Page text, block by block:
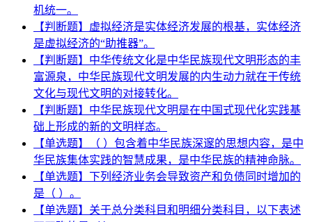
机统一。
【判断题】虚拟经济是实体经济发展的根基，实体经济
是虚拟经济的“助推器”。
【判断题】中华传统文化是中华民族现代文明形态的丰
富源泉，中华民族现代文明发展的内生动力就在于传统
文化与现代文明的对接转化。
【判断题】中华民族现代文明是在中国式现代化实践基
础上形成的新的文明样态。
【单选题】（ ）包含着中华民族深邃的思想内容，是中
华民族集体实践的智慧成果，是中华民族的精神命脉。
【单选题】下列经济业务会导致资产和负债同时增加的
是（ ）。
【单选题】关于总分类科目和明细分类科目，以下表述